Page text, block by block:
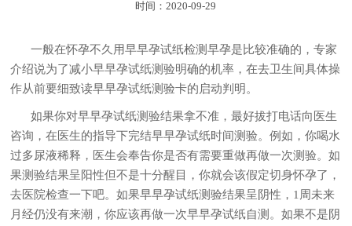
时间：2020-09-29
一般在怀孕不久用早早孕试纸检测早孕是比较准确的，专家
介绍说为了减小早早孕试纸测验明确的机率，在去卫生间具体操
作从前要细致读早早孕试纸测验卡的启动判明。
如果你对早早孕试纸测验结果拿不准，最好拔打电话向医生
咨询，在医生的指导下完结早早孕试纸时间测验。例如，你喝水
过多尿液稀释，医生会奉告你是否有需要重做再做一次测验。如
果测验结果呈阳性但不是十分醒目，你就会该假定切身怀孕了，
去医院检查一下吧。如果早早孕试纸测验结果呈阴性，1周未来
月经仍没有来潮，你应该再做一次早早孕试纸自测。如果不是阴